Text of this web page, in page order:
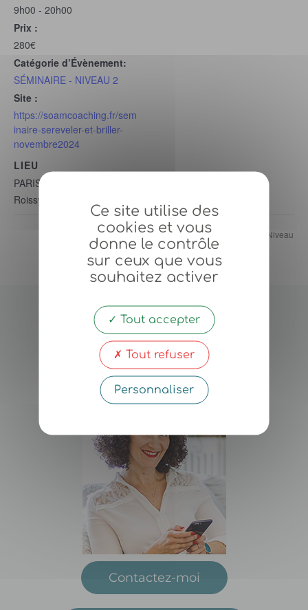
9h00 - 20h00
Prix :
280€
Catégorie d’Évènement:
SÉMINAIRE - NIVEAU 2
Site :
https://soamcoaching.fr/sem
inaire-sereveler-et-briller-
novembre2024
LIEU
PARIS
Roissy en France
Séminaire Devenir Soi (Niveau
1) – 28 Septembre 2024
Séminaire Devenir Soi (Niveau
1) – 7 Décembre 2024
NadiaChabane
Coach-Thérapeute
Contactez-moi
Ce site utilise des
cookies et vous
donne le contrôle
sur ceux que vous
souhaitez activer
Tout accepter
Tout refuser
Personnaliser